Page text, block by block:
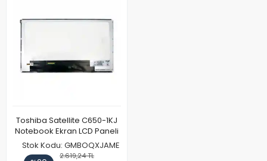
Toshiba Satellite C650-1KJ
Notebook Ekran LCD Paneli
Stok Kodu: GMBOQXJAME
2.619,24 TL